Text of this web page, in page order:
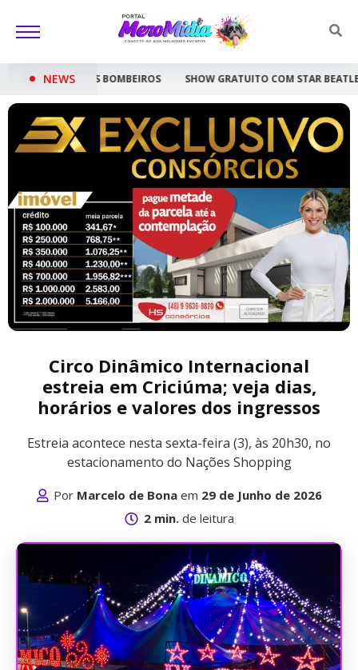
NEWS
SHOW GRATUITO COM STAR BEATLES NESTE SÁBADO EM
Circo Dinâmico Internacional
estreia em Criciúma; veja dias,
horários e valores dos ingressos
Estreia acontece nesta sexta-feira (3), às 20h30, no
estacionamento do Nações Shopping
Por Marcelo de Bonaem 29 de Junho de 2026
2 min.de leitura